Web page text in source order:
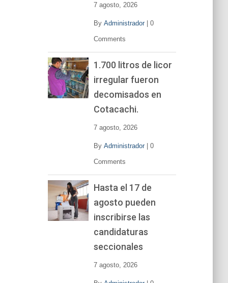
7 agosto, 2026
By Administrador| 0
Comments
1.700 litros de licor
irregular fueron
decomisados en
Cotacachi.
7 agosto, 2026
By Administrador| 0
Comments
Hasta el 17 de
agosto pueden
inscribirse las
candidaturas
seccionales
7 agosto, 2026